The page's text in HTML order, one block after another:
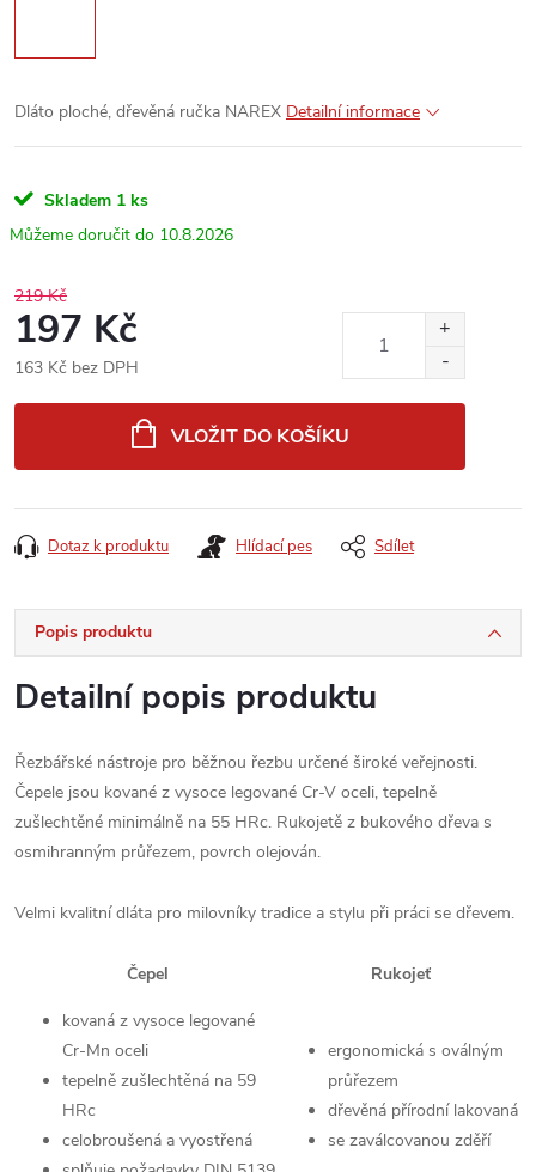
Dláto ploché, dřevěná ručka NAREX Detailní informace
Skladem 1 ks
10.8.2026
219 Kč
197 Kč
163 Kč bez DPH
VLOŽIT DO KOŠÍKU
Dotaz k produktu Hlídací pes Sdílet
Popis produktu
Detailní popis produktu
Řezbářské nástroje pro běžnou řezbu určené široké veřejnosti.
Čepele jsou kované z vysoce legované Cr-V oceli, tepelně
zušlechtěné minimálně na 55 HRc. Rukojetě z bukového dřeva s
osmihranným průřezem, povrch olejován.
Velmi kvalitní dláta pro milovníky tradice a stylu při práci se dřevem.
Čepel Rukojeť
kovaná z vysoce legované
Cr-Mn oceli
tepelně zušlechtěná na 59
HRc
celobroušená a vyostřená
ergonomická s oválným
průřezem
dřevěná přírodní lakovaná
se zaválcovanou zděří